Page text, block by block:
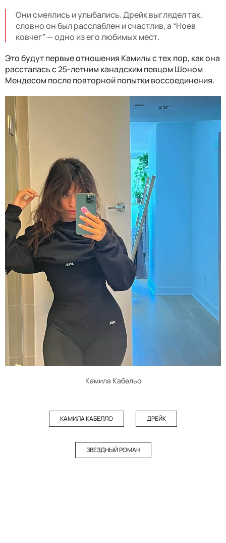
Они смеялись и улыбались. Дрейк выглядел так,
словно он был расслаблен и счастлив, а “Ноев
ковчег” — одно из его любимых мест.
Это будут первые отношения Камилы с тех пор, как она
рассталась с 25-летним канадским певцом Шоном
Мендесом после повторной попытки воссоединения.
Камила Кабельо
КАМИЛА КАБЕЛЛО ДРЕЙК
ЗВЕЗДНЫЙ РОМАН